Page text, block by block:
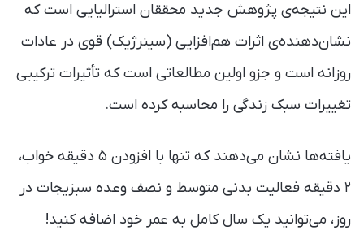
این نتیجه‌ی پژوهش جدید محققان استرالیایی است که
نشان‌دهنده‌ی اثرات هم‌افزایی (سینرژیک) قوی در عادات
روزانه است و جزو اولین مطالعاتی است که تأثیرات ترکیبی
تغییرات سبک زندگی را محاسبه کرده است.
یافته‌ها نشان می‌دهند که تنها با افزودن ۵ دقیقه خواب،
۲ دقیقه فعالیت بدنی متوسط و نصف وعده سبزیجات در
روز، می‌توانید یک سال کامل به عمر خود اضافه کنید!